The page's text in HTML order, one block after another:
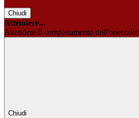
Chiudi
Attendere...
Attendere il completamento
Chiudi